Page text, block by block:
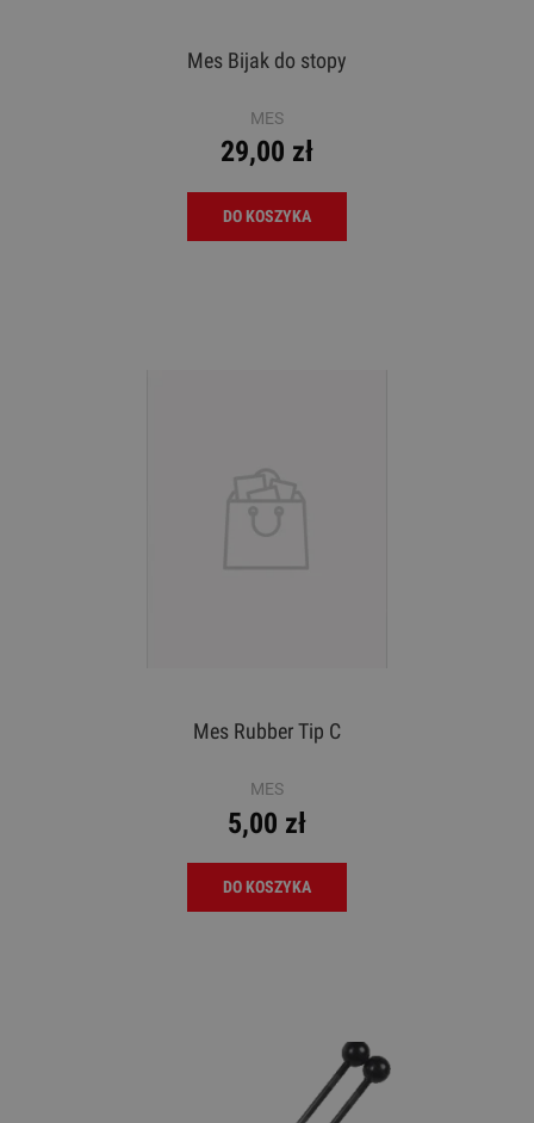
Mes Bijak do stopy
MES
29,00 zł
DO KOSZYKA
Mes Rubber Tip C
MES
5,00 zł
DO KOSZYKA